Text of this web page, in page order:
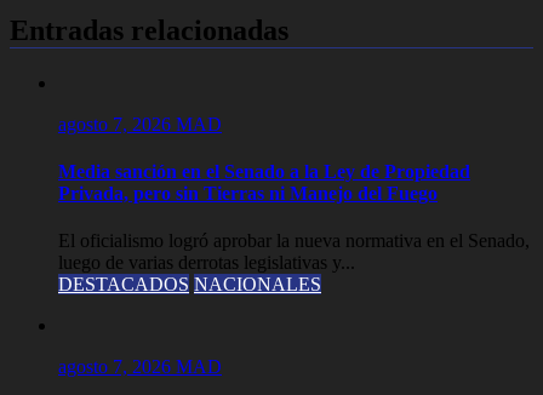
Entradas relacionadas
agosto 7, 2026 MAD
Media sanción en el Senado a la Ley de Propiedad
Privada, pero sin Tierras ni Manejo del Fuego
El oficialismo logró aprobar la nueva normativa en el Senado,
luego de varias derrotas legislativas y...
DESTACADOS NACIONALES
agosto 7, 2026 MAD